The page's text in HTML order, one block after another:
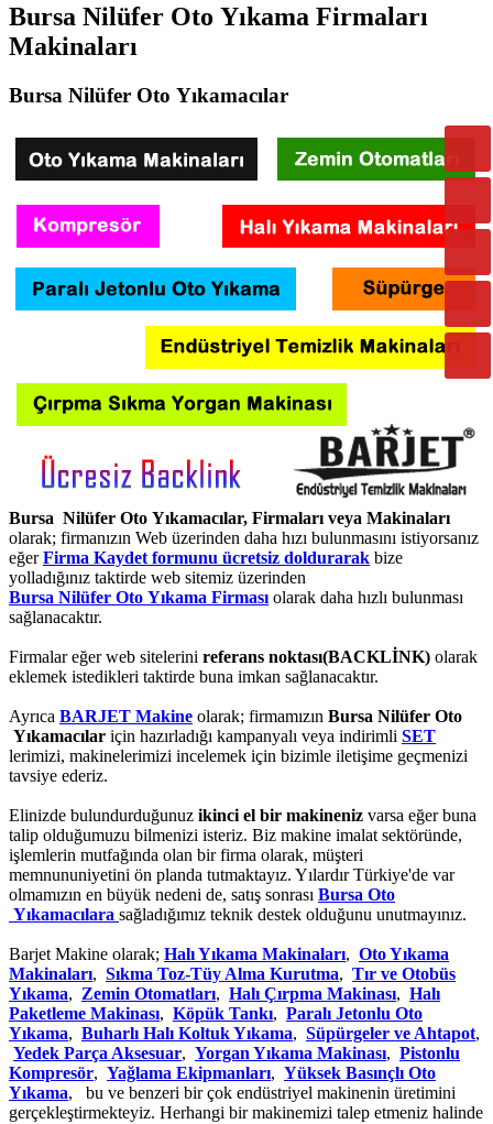
Bursa Nilüfer Oto Yıkama Firmaları
Makinaları
Bursa Nilüfer Oto Yıkamacılar
Bursa Nilüfer Oto Yıkamacılar, Firmaları veya Makinaları
olarak; firmanızın Web üzerinden daha hızı bulunmasını istiyorsanız
eğerFirma Kaydet formunu ücretsiz doldurarak bize
yolladığınız taktirde web sitemiz üzerinden
Bursa Nilüfer Oto Yıkama Firmasıolarak daha hızlı bulunması
sağlanacaktır.
Firmalar eğer web sitelerini referans noktası(BACKLİNK) olarak
eklemek istedikleri taktirde buna imkan sağlanacaktır.
Ayrıca BARJET Makine olarak; firmamızın Bursa Nilüfer Oto
Yıkamacılar için hazırladığı kampanyalı veya indirimli SET
lerimizi, makinelerimizi incelemek için bizimle iletişime geçmenizi
tavsiye ederiz.
Elinizde bulundurduğunuz ikinci el bir makineniz varsa eğer buna
talip olduğumuzu bilmenizi isteriz. Biz makine imalat sektöründe,
işlemlerin mutfağında olan bir firma olarak, müşteri
memnununiyetini ön planda tutmaktayız. Yılardır Türkiye'de var
olmamızın en büyük nedeni de, satış sonrası Bursa Oto
Yıkamacılara sağladığımız teknik destek olduğunu unutmayınız.
Barjet Makine olarak; Halı Yıkama Makinaları, Oto Yıkama
Makinaları, Sıkma Toz-Tüy Alma Kurutma, Tır ve Otobüs
Yıkama, Zemin Otomatları, Halı Çırpma Makinası, Halı
Paketleme Makinası, Köpük Tankı, Paralı Jetonlu Oto
Yıkama, Buharlı Halı Koltuk Yıkama, Süpürgeler ve Ahtapot,
Yedek Parça Aksesuar, Yorgan Yıkama Makinası, Pistonlu
Kompresör, Yağlama Ekipmanları, Yüksek Basınçlı Oto
Yıkama, bu ve benzeri bir çok endüstriyel makinenin üretimini
gerçekleştirmekteyiz. Herhangi bir makinemizi talep etmeniz halinde